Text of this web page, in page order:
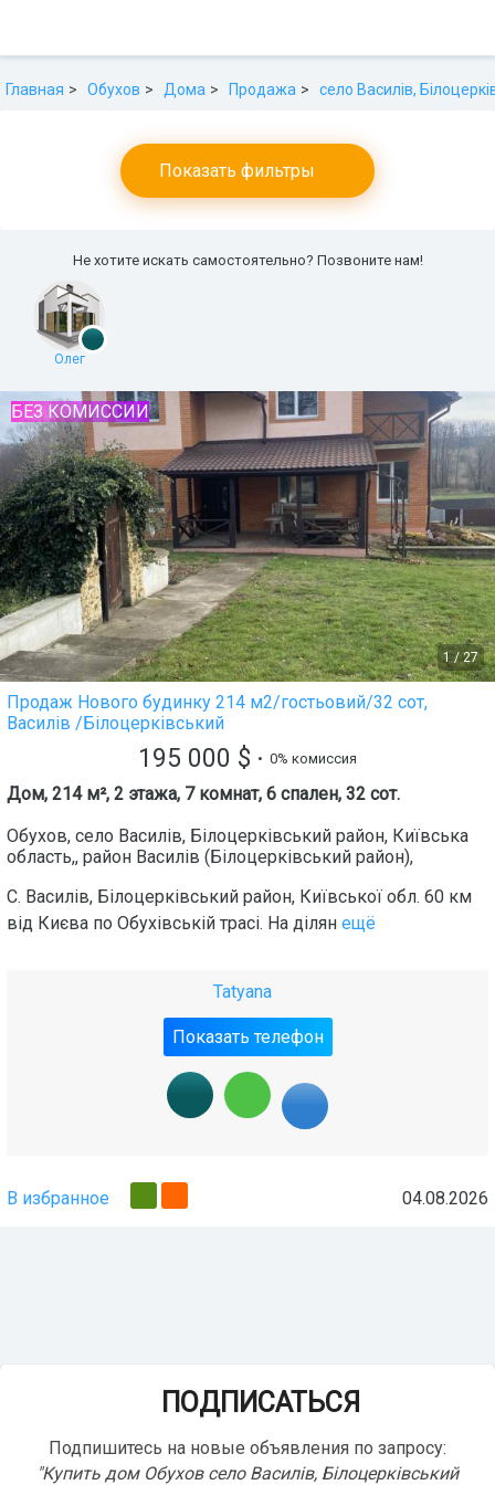
Главная Обухов Дома Продажа село Василів,
Показать фильтры
Не хотите искать самостоятельно? Позвоните нам!
Олег
1/27
БЕЗ КОМИССИИ
Продаж Нового будинку 214 м2/гостьовий/32 сот,
Василів /Білоцерківський
195 000 $ • 0% комиссия
Дом, 214 м², 2 этажа, 7 комнат, 6 спален, 32 сот.
Обухов, село Василів, Білоцерківський район, Київська
область,, район Василів (Білоцерківський район),
С. Василів, Білоцерківський район, Київської обл. 60 км
від Києва по Обухівській трасі. На ділян ещё
Tatyana
Показать телефон
В избранное 04.08.2026
ПОДПИСАТЬСЯ
Подпишитесь на новые объявления по запросу:
"Купить дом Обухов село Василів, Білоцерківський